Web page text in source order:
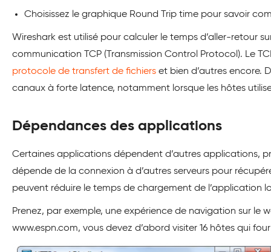
Choisissez le graphique Round Trip time pour savoir
Wireshark est utilisé pour calculer le temps d’aller-retour
communication TCP (Transmission Control Protocol). Le
protocole de transfert de fichiers et bien d’autres encore.
canaux à forte latence, notamment lorsque les hôtes
Dépendances des applications
Certaines applications dépendent d’autres applications,
dépende de la connexion à d’autres serveurs pour
peuvent réduire le temps de chargement de l’application
Prenez, par exemple, une expérience de navigation sur le
www.espn.com, vous devez d’abord visiter 16 hôtes qui